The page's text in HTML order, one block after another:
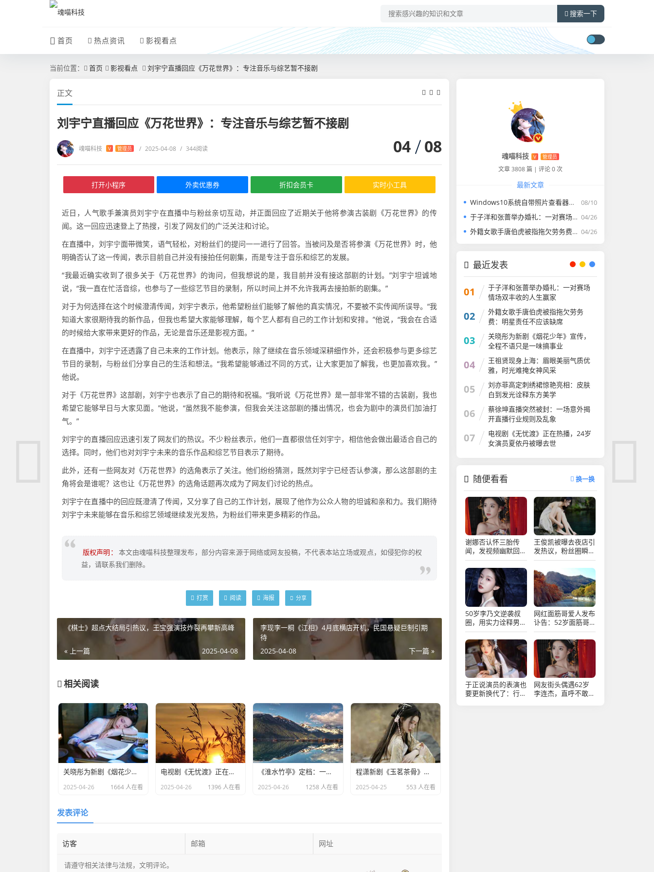
搜索一下
首页 热点资讯 影视看点
当前位置： 首页 影视看点 刘宇宁直播回应《万花世界》：专注音乐与综艺暂不接剧
正文
刘宇宁直播回应《万花世界》：专注音乐与综艺暂不接剧
魂喵科技 V 管理员 / 2025-04-08 / 344阅读 04 08
打开小程序 外卖优惠券 折扣会员卡 实时小工具
近日，人气歌手兼演员刘宇宁在直播中与粉丝亲切互动，并正面回应了近期关于他将参演古装剧《万花世界》的传
闻。这一回应迅速登上了热搜，引发了网友们的广泛关注和讨论。
在直播中，刘宇宁面带微笑，语气轻松，对粉丝们的提问一一进行了回答。当被问及是否将参演《万花世界》时，他
明确否认了这一传闻，表示目前自己并没有接拍任何剧集，而是专注于音乐和综艺的发展。
“我最近确实收到了很多关于《万花世界》的询问，但我想说的是，我目前并没有接这部剧的计划。”刘宇宁坦诚地
说，“我一直在忙活音综，也参与了一些综艺节目的录制，所以时间上并不允许我再去接拍新的剧集。”
对于为何选择在这个时候澄清传闻，刘宇宁表示，他希望粉丝们能够了解他的真实情况，不要被不实传闻所误导。“我
知道大家很期待我的新作品，但我也希望大家能够理解，每个艺人都有自己的工作计划和安排。”他说，“我会在合适
的时候给大家带来更好的作品，无论是音乐还是影视方面。”
在直播中，刘宇宁还透露了自己未来的工作计划。他表示，除了继续在音乐领域深耕细作外，还会积极参与更多综艺
节目的录制，与粉丝们分享自己的生活和想法。“我希望能够通过不同的方式，让大家更加了解我，也更加喜欢我。”
他说。
对于《万花世界》这部剧，刘宇宁也表示了自己的期待和祝福。“我听说《万花世界》是一部非常不错的古装剧，我也
希望它能够早日与大家见面。”他说，“虽然我不能参演，但我会关注这部剧的播出情况，也会为剧中的演员们加油打
气。”
刘宇宁的直播回应迅速引发了网友们的热议。不少粉丝表示，他们一直都很信任刘宇宁，相信他会做出最适合自己的
选择。同时，他们也对刘宇宁未来的音乐作品和综艺节目表示了期待。
此外，还有一些网友对《万花世界》的选角表示了关注。他们纷纷猜测，既然刘宇宁已经否认参演，那么这部剧的主
角将会是谁呢？这也让《万花世界》的选角话题再次成为了网友们讨论的热点。
刘宇宁在直播中的回应既澄清了传闻，又分享了自己的工作计划，展现了他作为公众人物的坦诚和亲和力。我们期待
刘宇宁未来能够在音乐和综艺领域继续发光发热，为粉丝们带来更多精彩的作品。
版权声明：
本文由魂喵科技整理发布，部分内容来源于网络或网友投稿，不代表本站立场或观点，如侵犯你的权
益，请联系我们删除。
打赏 阅读 海报 分享
《棋士》超点大结局引热议，王宝强演技炸裂再攀新高峰
« 上一篇 2025-04-08
李现李一桐《江相》4月底横店开机，民国悬疑巨制引期
待
下一篇 »
2025-04-08
相关阅读
关晓彤为新剧《烟花少年》宣传，全程不语只是一味搞事业
2025-04-26 1664 人在看
电视剧《无忧渡》正在热播，24岁女演员夏依丹被曝去世
2025-04-26 1396 人在看
《淮水竹亭》定档：一场东方美学与宿命之恋的双重盛宴​
2025-04-26 1258 人在看
程潇新剧《玉茗茶骨》造型引热议：灵动少女却略显老态
2025-04-25 553 人在看
发表评论
魂喵科技 V 管理员
文章 3808 篇 | 评论 0 次
最新文章
08/10
Windows10系统自带照片查看器没有了怎么找回
04/26
于子洋和张蔷举办婚礼：一对赛场情场双丰收的人生赢家​
04/26
外籍女歌手唐伯虎被指拖欠劳务费：明星责任不应该缺席​
最近发表
01
于子洋和张蔷举办婚礼：一对赛场
情场双丰收的人生赢家​
02
外籍女歌手唐伯虎被指拖欠劳务
费：明星责任不应该缺席​
03
关晓彤为新剧《烟花少年》宣传，
全程不语只是一味搞事业
04
王祖贤现身上海：眉眼美丽气质优
雅，时光难掩女神风采
05
​刘亦菲高定刺绣裙惊艳亮相：皮肤
白到发光诠释东方美学​
06
蔡徐坤直播突然被封：一场意外揭
开直播行业规则​及乱象
07
电视剧《无忧渡》正在热播，24岁
女演员夏依丹被曝去世
随便看看 换一换
谢娜否认怀三胎传
闻，发视频幽默回
应，网友热议不断
王俊凯被曝去夜店引
发热议，粉丝圈瞬间
炸锅乱成一锅粥
50岁李乃文逆袭叔
圈，用实力诠释男演
员的魅力与坚持
网红面筋哥爱人发布
讣告：52岁面筋哥
因病于凌晨去世
于正说演员的表演也
要更新换代了：行业
网友街头偶遇62岁
李连杰，直呼不敢